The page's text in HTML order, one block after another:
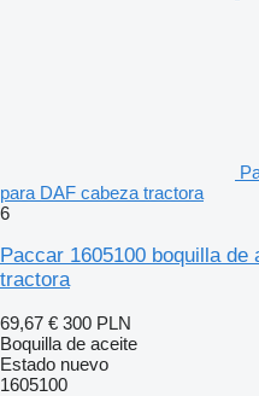
para DAF cabeza tractora
6
Paccar 1605100 boquilla de
tractora
69,67 € 300 PLN
Boquilla de aceite
Estado nuevo
1605100